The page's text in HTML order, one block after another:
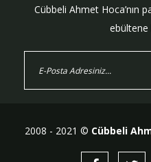
Cübbeli Ahmet Hoca’nın
ebültene
2008 - 2021 © Cübbeli